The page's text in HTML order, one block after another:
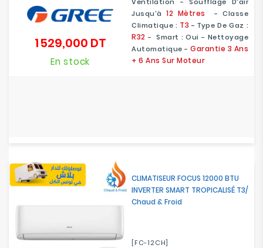
Jusqu'à12 Mètres
- Classe
Climatique : T3 - Type De Gaz :
R32 - Smart : Oui - Nettoyage
Automatique - Garantie 3 Ans
+ 6 Ans Sur Moteur
1 529,000 DTPrix
En stock
CLIMATISEUR FOCUS 12000 BTU
INVERTER SMART TROPICALISÉ T3/
Chaud & Froid
[FC-12CH]